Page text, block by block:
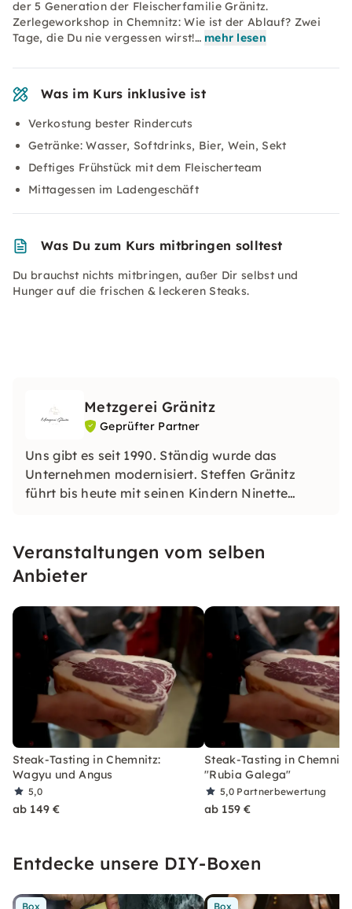
der 5 Generation der Fleischerfamilie Gränitz.
Zerlegeworkshop in Chemnitz: Wie ist der Ablauf? Zwei
Tage, die Du nie vergessen wirst!… mehr lesen
Was im Kurs inklusive ist
Verkostung bester Rindercuts
Getränke: Wasser, Softdrinks, Bier, Wein, Sekt
Deftiges Frühstück mit dem Fleischerteam
Mittagessen im Ladengeschäft
Was Du zum Kurs mitbringen solltest
Du brauchst nichts mitbringen, außer Dir selbst und
Hunger auf die frischen & leckeren Steaks.
Metzgerei Gränitz
Geprüfter Partner
Uns gibt es seit 1990. Ständig wurde das
Unternehmen modernisiert. Steffen Gränitz
führt bis heute mit seinen Kindern Ninette
viel Fleiß, Ehrgeiz, Zielstrebigkeit und
Fachwissen weiter.
Veranstaltungen vom selben
Anbieter
Steak-Tasting in Chemnitz:
Wagyu und Angus
5,0
ab 149 €
Steak-Tasting in Chemnitz:
"Rubia Galega"
5,0 Partnerbewertung
ab 159 €
Entdecke unsere DIY-Boxen
Box Box